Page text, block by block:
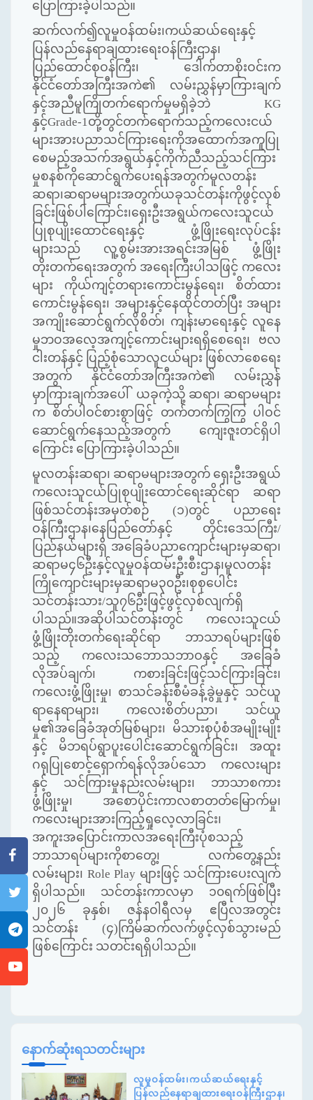
ပြောကြားခဲ့ပါသည်။
ဆက်လက်၍လူမှုဝန်ထမ်း၊ကယ်ဆယ်ရေးနှင့်
ပြန်လည်နေရာချထားရေးဝန်ကြီးဌာန၊
ပြည်ထောင်စုဝန်ကြီး၊ ဒေါက်တာစိုးဝင်းက
နိုင်ငံတော်အကြီးအကဲ၏ လမ်းညွှန်မှာကြားချက်
နှင့်အညီမူကြိုတက်ရောက်မှုမရှိခဲ့ဘဲ KG
နှင့်Grade-1တို့တွင်တက်ရောက်သည့်ကလေးငယ်
များအားပညာသင်ကြားရေးကိုအထောက်အကူပြု
စေမည့်အသက်အရွယ်နှင့်ကိုက်ညီသည့်သင်ကြား
မှုစနစ်ကိုဆောင်ရွက်ပေးရန်အတွက်မူလတန်း
ဆရာ၊ဆရာမများအတွက်ယခုသင်တန်းကိုဖွင့်လှစ်
ခြင်းဖြစ်ပါကြောင်း၊ရှေးဦးအရွယ်ကလေးသူငယ်
ပြုစုပျိုးထောင်ရေးနှင့် ဖွံ့ဖြိုးရေးလုပ်ငန်း
များသည် လူ့စွမ်းအားအရင်းအမြစ် ဖွံ့ဖြိုး
တိုးတက်ရေးအတွက် အရေးကြီးပါသဖြင့် ကလေး
များ ကိုယ်ကျင့်တရားကောင်းမွန်ရေး၊ စိတ်ထား
ကောင်းမွန်ရေး၊ အများနှင့်နေထိုင်တတ်ပြီး အများ
အကျိုးဆောင်ရွက်လိုစိတ်၊ ကျန်းမာရေးနှင့် လူနေ
မှုဘဝအလေ့အကျင့်ကောင်းများရရှိစေရေး၊ ဗလ
ငါးတန်နှင့် ပြည့်စုံသောလူငယ်များ ဖြစ်လာစေရေး
အတွက် နိုင်ငံတော်အကြီးအကဲ၏ လမ်းညွှန်
မှာကြားချက်အပေါ် ယခုကဲ့သို့ ဆရာ၊ ဆရာမများ
က စိတ်ပါဝင်စားစွာဖြင့် တက်တက်ကြွကြွ ပါဝင်
ဆောင်ရွက်နေသည့်အတွက် ကျေးဇူးတင်ရှိပါ
ကြောင်း ပြောကြားခဲ့ပါသည်။
မူလတန်းဆရာ၊ ဆရာမများအတွက် ရှေးဦးအရွယ်
ကလေးသူငယ်ပြုစုပျိုးထောင်ရေးဆိုင်ရာ ဆရာ
ဖြစ်သင်တန်းအမှတ်စဉ် (၁)တွင် ပညာရေး
ဝန်ကြီးဌာန၊နေပြည်တော်နှင့် တိုင်းဒေသကြီး/
ပြည်နယ်များရှိ အခြေခံပညာကျောင်းများမှဆရာ၊
ဆရာမ၄၆ဦးနှင့်လူမှုဝန်ထမ်းဦးစီးဌာန၊မူလတန်း
ကြိုကျောင်းများမှဆရာမ၃၀ဦး၊စုစုပေါင်း
သင်တန်းသား/သူ၇၆ဦးဖြင့်ဖွင့်လှစ်လျက်ရှိ
ပါသည်။အဆိုပါသင်တန်းတွင် ကလေးသူငယ်
ဖွံ့ဖြိုးတိုးတက်ရေးဆိုင်ရာ ဘာသာရပ်များဖြစ်
သည့် ကလေးသဘောသဘာဝနှင့် အခြေခံ
လိုအပ်ချက်၊ ကစားခြင်းဖြင့်သင်ကြားခြင်း၊
ကလေးဖွံ့ဖြိုးမှု၊ စာသင်ခန်းစီမံခန့်ခွဲမှုနှင့် သင်ယူ
ရာနေရာများ၊ ကလေးစိတ်ပညာ၊ သင်ယူ
မှု၏အခြေခံအုတ်မြစ်များ၊
မိသားစုပုံစံအမျိုးမျိုး
နှင့် မိဘရပ်ရွာပူးပေါင်းဆောင်ရွက်ခြင်း၊ အထူး
ဂရုပြုစောင့်ရှောက်ရန်လိုအပ်သော ကလေးများ
နှင့် သင်ကြားမှုနည်းလမ်းများ၊ ဘာသာစကား
ဖွံ့ဖြိုးမှု၊ အစောပိုင်းကာလစာတတ်မြောက်မှု၊
ကလေးများအားကြည့်ရှုလေ့လာခြင်း၊
အကူးအပြောင်းကာလအရေးကြီးပုံစသည့်
ဘာသာရပ်များကိုစာတွေ့၊ လက်တွေ့နည်း
လမ်းများ၊ Role Play များဖြင့် သင်ကြားပေးလျက်
ရှိပါသည်။ သင်တန်းကာလမှာ ၁၀ရက်ဖြစ်ပြီး
၂၀၂၆ ခုနှစ်၊ ဇန်နဝါရီလမှ ဧပြီလအတွင်း
သင်တန်း (၄)ကြိမ်ဆက်လက်ဖွင့်လှစ်သွားမည်
ဖြစ်ကြောင်း သတင်းရရှိပါသည်။
နောက်ဆုံးရသတင်းများ
လူမှုဝန်ထမ်း၊ကယ်ဆယ်ရေးနှင့်
ပြန်လည်နေရာချထားရေးဝန်ကြီးဌာန၊